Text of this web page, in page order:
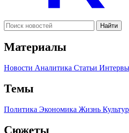
Найти
Материалы
Новости Аналитика Статьи
Темы
Политика Экономика Жизнь
Сюжеты